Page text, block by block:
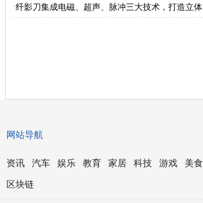
·纤影刀集成电磁、超声、脉冲三大技术，打造立体
网站导航
资讯 汽车 娱乐 教育 家居 科技 游戏 美食
区块链